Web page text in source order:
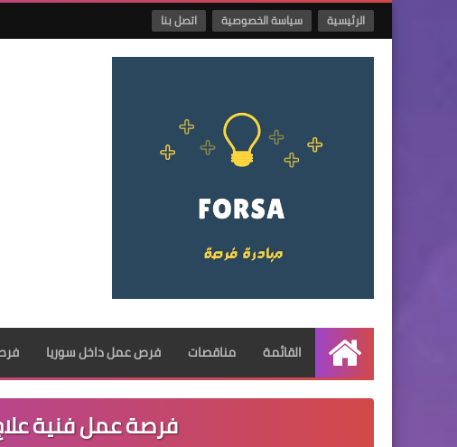
الرئيسية سياسة الخصوصية اتصل بنا
الرئيسية
القائمة مناقصات فرص عمل داخل سوريا
فرصة عمل فنية